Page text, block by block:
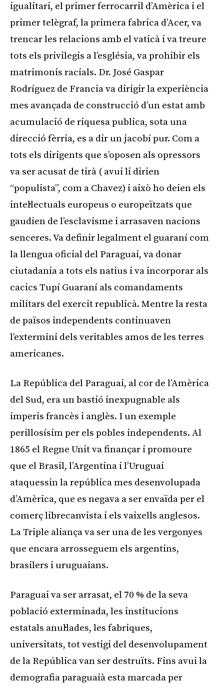
igualitari, el primer ferrocarril d’Amèrica i el
primer telègraf, la primera fabrica d’Acer, va
trencar les relacions amb el vaticà i va treure
tots els privilegis a l’església, va prohibir els
matrimonis racials. Dr. José Gaspar
Rodríguez de Francia va dirigir la experiència
mes avançada de construcció d’un estat amb
acumulació de riquesa publica, sota una
direcció fèrria, es a dir un jacobí pur. Com a
tots els dirigents que s’oposen als opressors
va ser acusat de tirà ( avui li dirien
“populista”, com a Chavez) i això ho deien els
intel·lectuals europeus o europeïtzats que
gaudien de l’esclavisme i arrasaven nacions
senceres. Va definir legalment el guaraní com
la llengua oficial del Paraguai, va donar
ciutadania a tots els natius i va incorporar als
cacics Tupí Guaraní als comandaments
militars del exercit republicà. Mentre la resta
de països independents continuaven
l’extermini dels veritables amos de les terres
americanes.
La República del Paraguai, al cor de l’Amèrica
del Sud, era un bastió inexpugnable als
imperis francès i anglès. I un exemple
perillosísim per els pobles independents. Al
1865 el Regne Unit va finançar i promoure
que el Brasil, l’Argentina i l’Uruguai
ataquessin la república mes desenvolupada
d’Amèrica, que es negava a ser envaïda per el
comerç librecanvista i els vaixells anglesos.
La Triple aliança va ser una de les vergonyes
que encara arrosseguem els argentins,
brasilers i uruguaians.
Paraguai va ser arrasat, el 70 % de la seva
població exterminada, les institucions
estatals anul·lades, les fabriques,
universitats, tot vestigi del desenvolupament
de la República van ser destruïts. Fins avui la
demografia paraguaià esta marcada per